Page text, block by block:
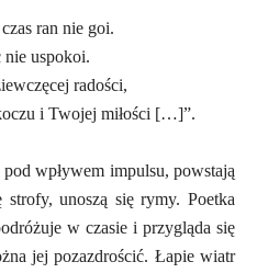
ran nie goi.
nie uspokoi.
radości,
i Twojej miłości […]”.
wpływem impulsu, powstają
unoszą się rymy. Poetka
w czasie i przygląda się
jej pozazdrościć. Łapie wiatr